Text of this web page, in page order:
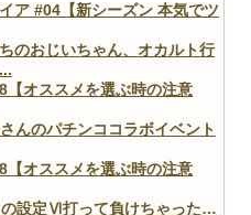
ア #04【新シーズン 本気でツ
のおじいちゃん、オカルト行
【オススメを選ぶ時の注意
んのパチンココラボイベント
【オススメを選ぶ時の注意
設定Ⅵ打って負けちゃった…